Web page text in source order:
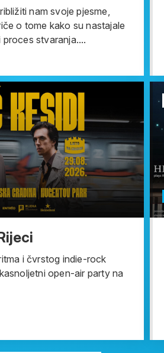
nam svoje pjesme,
o tome kako su nastajale
stvaranja....
i čvrstog indie-rock
open-air party na